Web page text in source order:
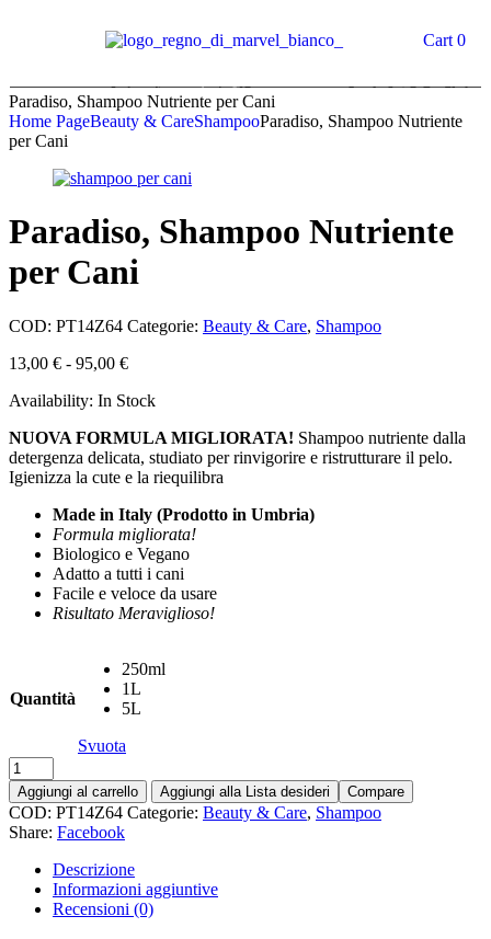
Cart 0
Paradiso, Shampoo Nutriente per Cani
Home PageBeauty & CareShampooParadiso, Shampoo Nutriente
per Cani
Paradiso, Shampoo Nutriente
per Cani
COD: PT14Z64 Categorie: Beauty & Care, Shampoo
13,00 € - 95,00 €
Availability: In Stock
NUOVA FORMULA MIGLIORATA! Shampoo nutriente dalla
detergenza delicata, studiato per rinvigorire e ristrutturare il pelo.
Igienizza la cute e la riequilibra
Made in Italy (Prodotto in Umbria)
Formula migliorata!
Biologico e Vegano
Adatto a tutti i cani
Facile e veloce da usare
Risultato Meraviglioso!
Quantità
250ml
1L
5L
Svuota
Aggiungi al carrello Aggiungi alla Lista desideri Compare
COD: PT14Z64 Categorie: Beauty & Care, Shampoo
Share: Facebook
Descrizione
Informazioni aggiuntive
Recensioni (0)